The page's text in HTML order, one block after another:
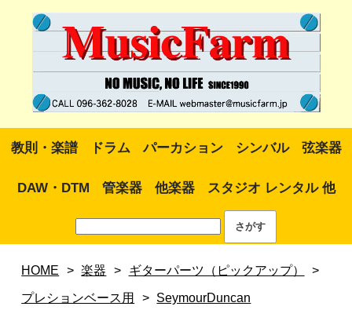
教則・楽譜 ドラム パーカション シンバル 弦楽器
DAW・DTM 管楽器 他楽器 スタジオ レンタル 他
HOME > 楽器 > ギターパーツ（ピックアップ） >
プレションベース用 > SeymourDuncan